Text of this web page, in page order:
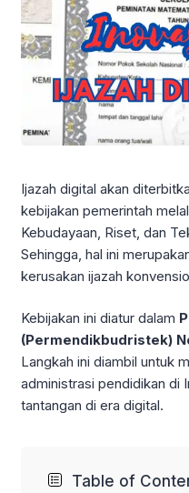
Ijazah digital akan
kebijakan pemerintah
Kebudayaan, Riset, dan
Sehingga, hal ini
kerusakan ijazah
Kebijakan ini diatur dalam
(Permendikbudristek)
Langkah ini diambil untuk
administrasi pendidikan di
tantangan di era digital.
Table of